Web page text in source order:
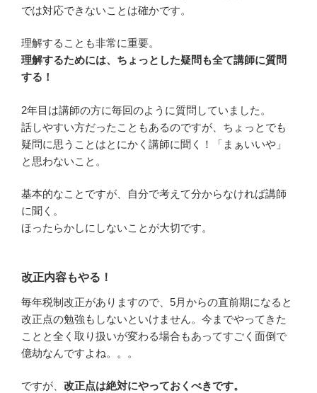
では対応できないことは確かです。
理解することも非常に重要。
理解するためには、ちょっとした疑問も全て講師に質問
する！
2年目は講師の方に毎回のように質問していました。
話しやすい方だったこともあるのですが、ちょっとでも
疑問に思うことはとにかく講師に聞く！「まぁいいや」
と思わないこと。
基本的なことですが、自分で考えて分からなければ講師
に聞く。
ほったらかしにしないことが大切です。
改正内容もやる！
毎年税制改正がありますので、5月からの直前期になると
改正点の勉強もしないといけません。今までやってきた
ことと全く取り扱いが変わる場合もあってすごく面倒で
億劫なんですよね。。。
ですが、 改正点は絶対にやっておくべきです。